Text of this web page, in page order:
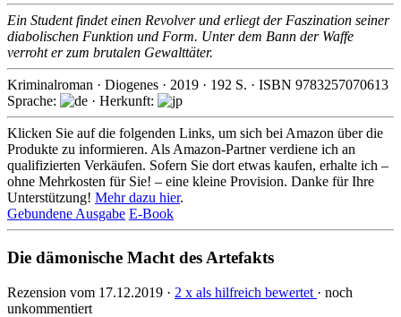
Ein Student findet einen Revolver und erliegt der Faszination seiner
diabolischen Funktion und Form. Unter dem Bann der Waffe
verroht er zum brutalen Gewalttäter.
Kriminalroman · Diogenes · 2019 · 192 S. · ISBN 9783257070613
Sprache:
· Herkunft:
Klicken Sie auf die folgenden Links, um sich bei Amazon über die
Produkte zu informieren. Als Amazon-Partner verdiene ich an
qualifizierten Verkäufen. Sofern Sie dort etwas kaufen, erhalte ich –
ohne Mehrkosten für Sie! – eine kleine Provision. Danke für Ihre
Unterstützung! Mehr dazu hier.
Gebundene Ausgabe E-Book
Die dämonische Macht des Artefakts
Rezension vom 17.12.2019 · 2 x als hilfreich bewertet · noch
unkommentiert